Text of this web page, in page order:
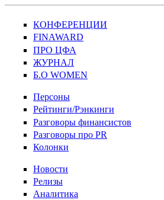
КОНФЕРЕНЦИИ
FINAWARD
ПРО ЦФА
ЖУРНАЛ
Б.О WOMEN
Персоны
Рейтинги/Рэнкинги
Разговоры финансистов
Разговоры про PR
Колонки
Новости
Релизы
Аналитика